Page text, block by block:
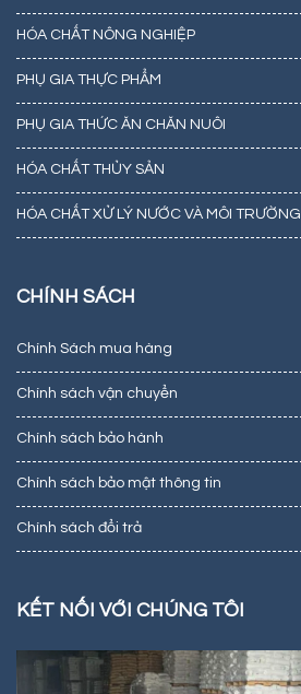
HÓA CHẤT NÔNG NGHIỆP
PHỤ GIA THỰC PHẨM
PHỤ GIA THỨC ĂN CHĂN NUÔI
HÓA CHẤT THỦY SẢN
HÓA CHẤT XỬ LÝ NƯỚC VÀ MÔI TRƯỜNG
CHÍNH SÁCH
Chính Sách mua hàng
Chính sách vận chuyển
Chính sách bảo hành
Chính sách bảo mật thông tin
Chính sách đổi trả
KẾT NỐI VỚI CHÚNG TÔI